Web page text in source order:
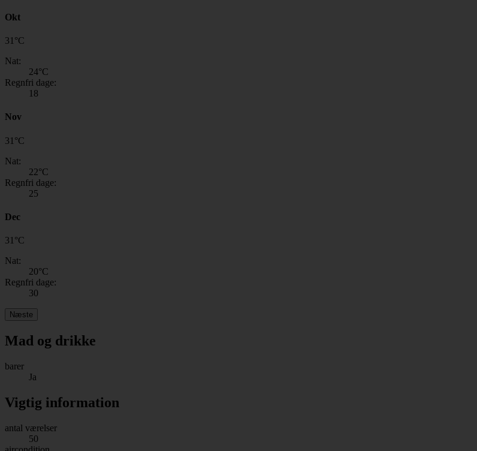
Okt
31 °C
Nat:
24°C
Regnfri dage:
18
Nov
31 °C
Nat:
22°C
Regnfri dage:
25
Dec
31 °C
Nat:
20°C
Regnfri dage:
30
Næste
Mad og drikke
barer
Ja
Vigtig information
antal værelser
50